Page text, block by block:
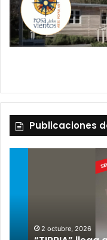
Publicaciones
2 octubre, 2026